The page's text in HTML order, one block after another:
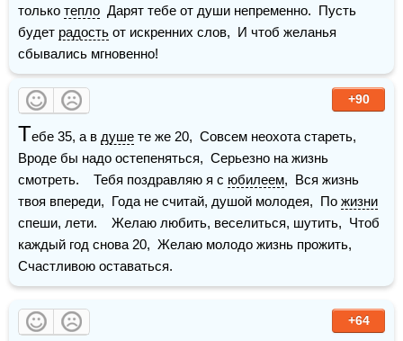
только тепло
  Дарят тебе от души непременно.  Пусть
будет радость от искренних слов,  И чтоб желанья
сбывались мгновенно!
+90
Тебе 35, а в душе те же 20,  Совсем неохота стареть,
Вроде бы надо остепеняться,  Серьезно на жизнь
смотреть.    Тебя поздравляю я с юбилеем,  Вся жизнь
твоя впереди,  Года не считай, душой молодея,  По жизни
спеши, лети.    Желаю любить, веселиться, шутить,  Чтоб
каждый год снова 20,  Желаю молодо жизнь прожить,
Счастливою оставаться.
+64